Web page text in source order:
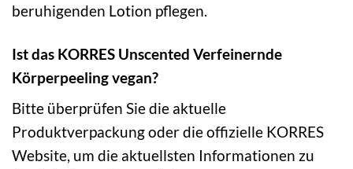
beruhigenden Lotion pflegen.
Ist das KORRES Unscented Verfeinernde
Körperpeeling vegan?
Bitte überprüfen Sie die aktuelle
Produktverpackung oder die offizielle KORRES
Website, um die aktuellsten Informationen zu